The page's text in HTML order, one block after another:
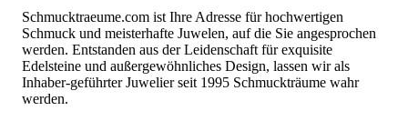
Schmucktraeume.com ist Ihre Adresse für hochwertigen
Schmuck und meisterhafte Juwelen, auf die Sie angesprochen
werden. Entstanden aus der Leidenschaft für exquisite
Edelsteine und außergewöhnliches Design, lassen wir als
Inhaber-geführter Juwelier seit 1995 Schmuckträume wahr
werden.